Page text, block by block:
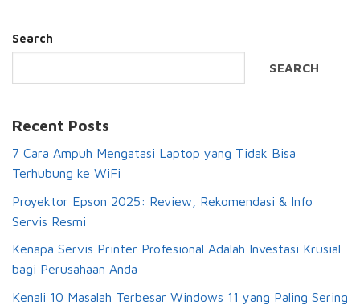
Search
SEARCH
Recent Posts
7 Cara Ampuh Mengatasi Laptop yang Tidak Bisa
Terhubung ke WiFi
Proyektor Epson 2025: Review, Rekomendasi & Info
Servis Resmi
Kenapa Servis Printer Profesional Adalah Investasi Krusial
bagi Perusahaan Anda
Kenali 10 Masalah Terbesar Windows 11 yang Paling Sering